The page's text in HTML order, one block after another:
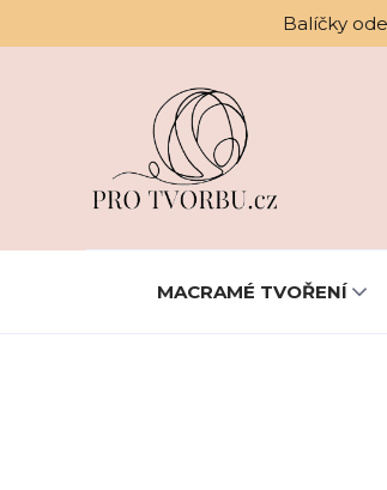
Balíčky
MACRAMÉ TVOŘENÍ